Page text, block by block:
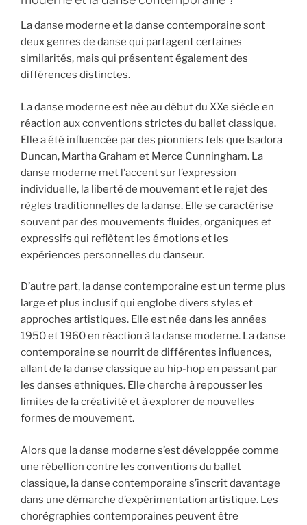
La danse moderne et la danse contemporaine sont
deux genres de danse qui partagent certaines
similarités, mais qui présentent également des
différences distinctes.
La danse moderne est née au début du XXe siècle en
réaction aux conventions strictes du ballet classique.
Elle a été influencée par des pionniers tels que Isadora
Duncan, Martha Graham et Merce Cunningham. La
danse moderne met l’accent sur l’expression
individuelle, la liberté de mouvement et le rejet des
règles traditionnelles de la danse. Elle se caractérise
souvent par des mouvements fluides, organiques et
expressifs qui reflètent les émotions et les
expériences personnelles du danseur.
D’autre part, la danse contemporaine est un terme plus
large et plus inclusif qui englobe divers styles et
approches artistiques. Elle est née dans les années
1950 et 1960 en réaction à la danse moderne. La danse
contemporaine se nourrit de différentes influences,
allant de la danse classique au hip-hop en passant par
les danses ethniques. Elle cherche à repousser les
limites de la créativité et à explorer de nouvelles
formes de mouvement.
Alors que la danse moderne s’est développée comme
une rébellion contre les conventions du ballet
classique, la danse contemporaine s’inscrit davantage
dans une démarche d’expérimentation artistique. Les
chorégraphies contemporaines peuvent être